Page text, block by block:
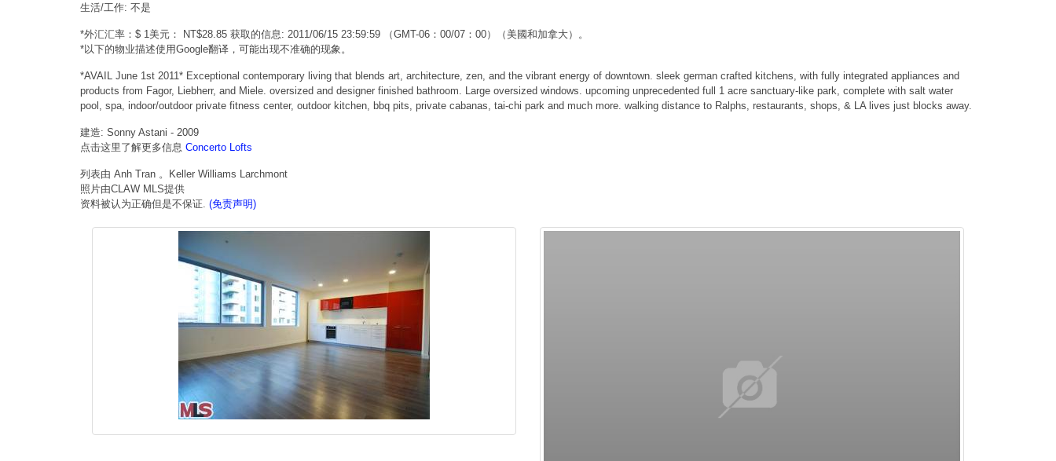
生活/工作: 不是
*外汇汇率：$ 1美元： NT$28.85 获取的信息: 2011/06/15 23:59:59 （GMT-06：00/07：00）（美國和加拿大）。
*以下的物业描述使用Google翻译，可能出现不准确的现象。
*AVAIL June 1st 2011* Exceptional contemporary living that blends art, architecture, zen, and the vibrant energy of downtown. sleek german crafted kitchens, with fully integrated appliances and
products from Fagor, Liebherr, and Miele. oversized and designer finished bathroom. Large oversized windows. upcoming unprecedented full 1 acre sanctuary-like park, complete with salt water
pool, spa, indoor/outdoor private fitness center, outdoor kitchen, bbq pits, private cabanas, tai-chi park and much more. walking distance to Ralphs, restaurants, shops, & LA lives just blocks away.
建造: Sonny Astani - 2009
点击这里了解更多信息 Concerto Lofts
列表由 Anh Tran 。Keller Williams Larchmont
照片由CLAW MLS提供
资料被认为正确但是不保证. (免责声明)